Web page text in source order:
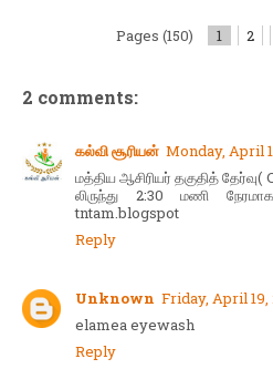
Pages (150) 1 2
2 comments:
கல்வி சூரியன் Monday, April
மத்திய ஆசிரியர் தகுதித் தேர்வு(
லிருந்து 2:30 மணி
tntam.blogspot
Reply
Unknown Friday, April 19,
elamea eyewash
Reply